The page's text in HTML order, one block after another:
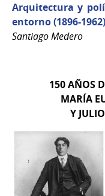
Arquitectura y
entorno (1896-1962)
Santiago Medero
150 AÑOS
MARÍA
Y